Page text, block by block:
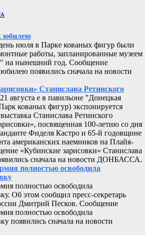
юбилею
июля в Парке кованых фигур были
работы, запланированные музеем
на нынешний год. Сообщение
появились сначала на новости
Станислава Ретинского
августа е в павильоне "Донецкая
кованых фигур) экспонируется
Станислава Ретинского
посвященная 100-летию со дня
Фиделя Кастро и 65-й годовщине
американских наемников на Плайя-
«Кубинские зарисовки» Станислава
сначала на новости ДОНБАССА.
полностью освободила
полностью освободила
Об этом сообщил пресс-секретарь
Дмитрий Песков. Сообщение
полностью освободила
появились сначала на новости